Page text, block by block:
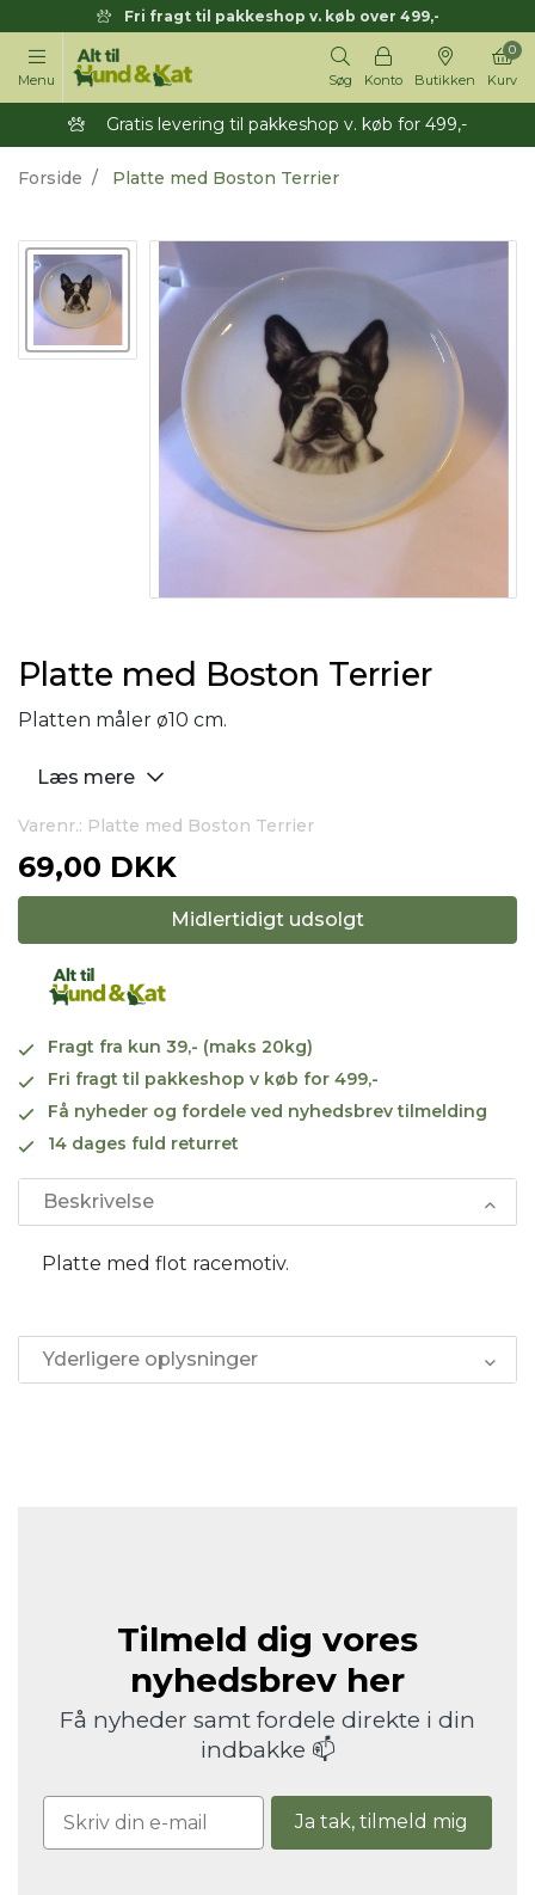
Fri fragt til pakkeshop v. køb over 499,-
Menu Søg Konto Butikken Kurv
0
Gratis levering til pakkeshop v. køb for 499,-
Forside Platte med Boston Terrier
Platte med Boston Terrier
Platten måler ø10 cm.
Læs mere
Varenr.: Platte med Boston Terrier
69,00 DKK
Midlertidigt udsolgt
Fragt fra kun 39,- (maks 20kg)
Fri fragt til pakkeshop v køb for 499,-
Få nyheder og fordele ved nyhedsbrev tilmelding
14 dages fuld returret
Beskrivelse
Platte med flot racemotiv.
Yderligere oplysninger
Tilmeld dig vores
nyhedsbrev her
Få nyheder samt fordele direkte i din
indbakke 📫
Ja tak, tilmeld mig